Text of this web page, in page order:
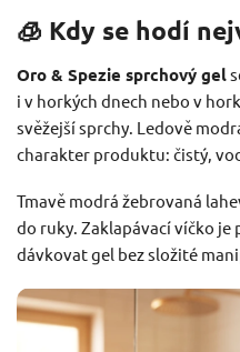
🧊 Kdy se hodí
Oro & Spezie sprchový gel
i v horkých dnech nebo v
svěžejší sprchy. Ledově
charakter produktu: čistý,
Tmavě modrá žebrovaná
do ruky. Zaklapávací víčko je
dávkovat gel bez složité